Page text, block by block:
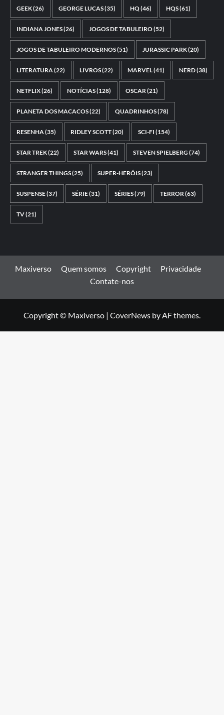
GEEK(26) GEORGE LUCAS(35) HQ(46) HQS(61)
INDIANA JONES(26) JOGOS DE TABULEIRO(52)
JOGOS DE TABULEIRO MODERNOS(51) JURASSIC PARK(20)
LITERATURA(22) LIVROS(22) MARVEL(41) NERD(38)
NETFLIX(26) NOTÍCIAS(128) OSCAR(21)
PLANETA DOS MACACOS(22) QUADRINHOS(78)
RESENHA(35) RIDLEY SCOTT(20) SCI-FI (154)
STAR TREK(22) STAR WARS(41) STEVEN SPIELBERG (74)
STRANGER THINGS(25) SUPER-HERÓIS(23)
SUSPENSE(37) SÉRIE(31) SÉRIES(79) TERROR(63)
TV(21)
Maxiverso Quem somos Copyright
Privacidade
Contate-nos
Copyright © Maxiverso | CoverNews by AF themes.